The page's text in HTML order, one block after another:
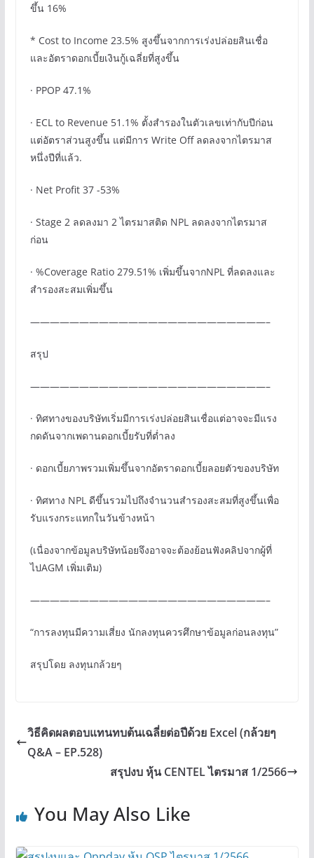
ขึ้น 16%
* Cost to Income 23.5% สูงขึ้นจากการเร่งปล่อยสินเชื่อ
และอัตราดอกเบี้ยเงินกู้เฉลี่ยที่สูงขึ้น
· PPOP 47.1%
· ECL to Revenue 51.1% ตั้งสำรองในตัวเลขเท่ากับปีก่อน
แต่อัตราส่วนสูงขึ้น แต่มีการ Write Off ลดลงจากไตรมาส
หนึ่งปีที่แล้ว.
· Net Profit 37 -53%
· Stage 2 ลดลงมา 2 ไตรมาสติด NPL ลดลงจากไตรมาส
ก่อน
· %Coverage Ratio 279.51% เพิ่มขึ้นจากNPL ที่ลดลงและ
สำรองสะสมเพิ่มขึ้น
————————————————————————–
สรุป
————————————————————————–
· ทิศทางของบริษัทเริ่มมีการเร่งปล่อยสินเชื่อแต่อาจจะมีแรง
กดดันจากเพดานดอกเบี้ยรับที่ต่ำลง
· ดอกเบี้ยภาพรวมเพิ่มขึ้นจากอัตราดอกเบี้ยลอยตัวของบริษัท
· ทิศทาง NPL ดีขึ้นรวมไปถึงจำนวนสำรองสะสมที่สูงขึ้นเพื่อ
รับแรงกระแทกในวันข้างหน้า
(เนื่องจากข้อมูลบริษัทน้อยจึงอาจจะต้องย้อนฟังคลิปจากผู้ที่
ไปAGM เพิ่มเติม)
————————————————————————–
“การลงทุนมีความเสี่ยง นักลงทุนควรศึกษาข้อมูลก่อนลงทุน”
สรุปโดย ลงทุนกล้วยๆ
วิธีคิดผลตอบแทนทบต้นเฉลี่ยต่อปีด้วย Excel (กล้วยๆ
Q&A – EP.528)
สรุปงบ หุ้น CENTEL ไตรมาส 1/2566
You May Also Like